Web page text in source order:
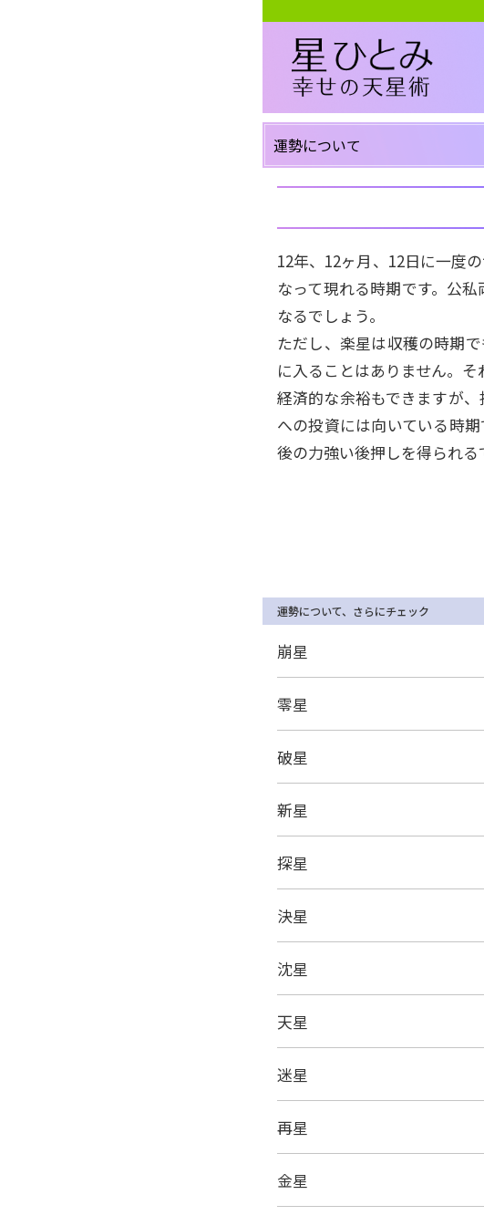
運勢について
12年、12ヶ月、12日に一度
なって現れる時期です。公
なるでしょう。
ただし、楽星は収穫の時期
に入ることはありません。そ
経済的な余裕もできますが
への投資には向いている時
後の力強い後押しを得られる
運勢について、さらにチェック
崩星
零星
破星
新星
探星
決星
沈星
天星
迷星
再星
金星